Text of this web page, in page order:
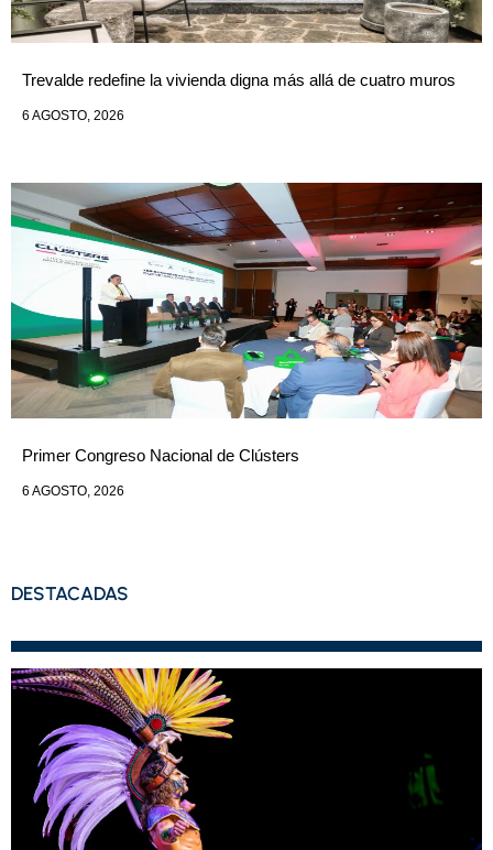
Trevalde redefine la vivienda digna más allá de cuatro muros
6 AGOSTO, 2026
Primer Congreso Nacional de Clústers
6 AGOSTO, 2026
DESTACADAS